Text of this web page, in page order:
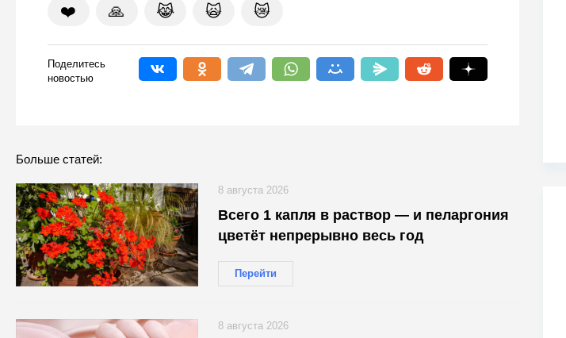
❤️ 🙏 😹 🙀 😿
Поделитесь
новостью
Больше статей:
Всего 1 капля в раствор — и пеларгония
цветёт непрерывно весь год
Перейти
8 августа 2026
8 августа 2026